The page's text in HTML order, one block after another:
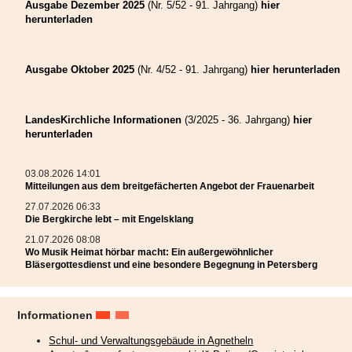
„Endlich sind die Engel an ihrem Platz,“freut sich die Initiatorin
den Jahren 2021 bis 2023 umfassend renoviert und danach feierlich wieder
Ausgabe Dezember 2025 (Nr. 5/52 - 91. Jahrgang) hier
herunterladen
Ausgabe Oktober 2025 (Nr. 4/52 - 91. Jahrgang) hier herunterladen
LandesKirchliche Informationen (3/2025 - 36. Jahrgang) hier
herunterladen
03.08.2026 14:01
Mitteilungen aus dem breitgefächerten Angebot der Frauenarbeit
27.07.2026 06:33
Die Bergkirche lebt – mit Engelsklang
21.07.2026 08:08
Wo Musik Heimat hörbar macht: Ein außergewöhnlicher
Bläsergottesdienst und eine besondere Begegnung in Petersberg
Informationen
Schul- und Verwaltungsgebäude in Agnetheln